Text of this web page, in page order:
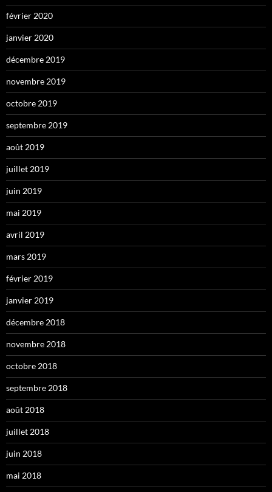
février 2020
janvier 2020
décembre 2019
novembre 2019
octobre 2019
septembre 2019
août 2019
juillet 2019
juin 2019
mai 2019
avril 2019
mars 2019
février 2019
janvier 2019
décembre 2018
novembre 2018
octobre 2018
septembre 2018
août 2018
juillet 2018
juin 2018
mai 2018